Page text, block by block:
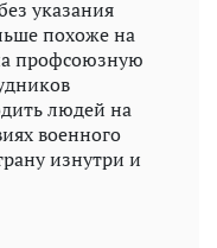
указания
похоже на
профсоюзную
людей на
военного
изнутри и